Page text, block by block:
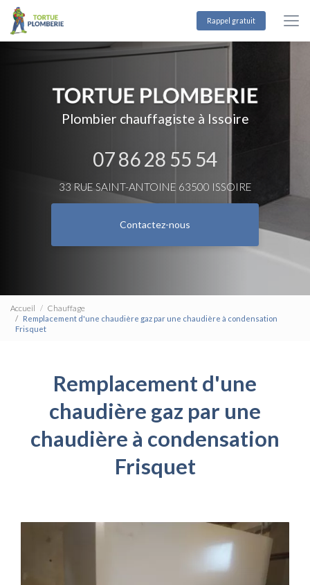
Aller
contenu
Rappel gratuit
Plombier chauffagiste à Issoire
07 86 28 55 54
33 RUE SAINT-ANTOINE 63500 ISSOIRE
Contactez-nous
Accueil
Chauffage
Remplacement d'une chaudière gaz par une chaudière à condensation
Frisquet
Remplacement d'une
chaudière gaz par une
chaudière à condensation
Frisquet